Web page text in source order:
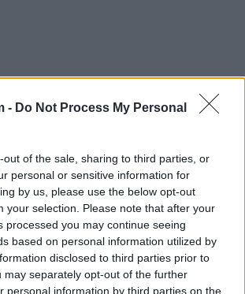
- Do Not Process My Personal
out of the sale, sharing to third parties, or
personal or sensitive information for
by us, please use the below opt-out
your selection. Please note that after your
processed you may continue seeing
based on personal information utilized by
disclosed to third parties prior to
may separately opt-out of the further
personal information by third parties on the
program
Následující článek